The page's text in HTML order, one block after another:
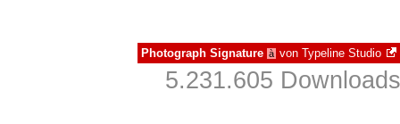
Photograph Signature à von Typeline Studio
5.231.605